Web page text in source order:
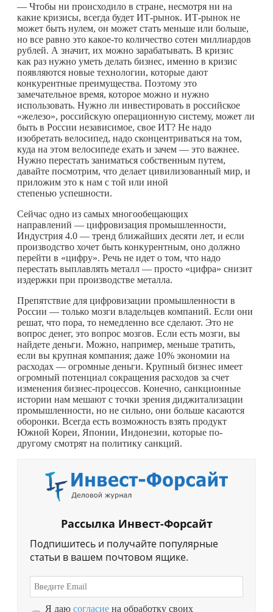
— Чтобы ни происходило в стране, несмотря ни на
какие кризисы, всегда будет ИТ-рынок. ИТ-рынок не
может быть нулем, он может стать меньше или больше,
но все равно это какое-то количество сотен миллиардов
рублей. А значит, их можно зарабатывать. В кризис
как раз нужно уметь делать бизнес, именно в кризис
появляются новые технологии, которые дают
конкурентные преимущества. Поэтому это
замечательное время, которое можно и нужно
использовать. Нужно ли инвестировать в российское
«железо», российскую операционную систему, может ли
быть в России независимое, свое ИТ? Не надо
изобретать велосипед, надо сконцентриваться на том,
куда на этом велосипеде ехать и зачем — это важнее.
Нужно перестать заниматься собственным путем,
давайте посмотрим, что делает цивилизованный мир, и
приложим это к нам с той или иной
степенью успешности.
Сейчас одно из самых многообещающих
направлений — цифровизация промышленности,
Индустрия 4.0 — тренд ближайших десяти лет, и если
производство хочет быть конкурентным, оно должно
перейти в «цифру». Речь не идет о том, что надо
перестать выплавлять металл — просто «цифра» снизит
издержки при производстве металла.
Препятствие для цифровизации промышленности в
России — только мозги владельцев компаний. Если они
решат, что пора, то немедленно все сделают. Это не
вопрос денег, это вопрос мозгов. Если есть мозги, вы
найдете деньги. Можно, например, меньше тратить,
если вы крупная компания; даже 10% экономии на
расходах — огромные деньги. Крупный бизнес имеет
огромный потенциал сокращения расходов за счет
изменения бизнес-процессов. Конечно, санкционные
истории нам мешают с точки зрения диджитализации
промышленности, но не сильно, они больше касаются
оборонки. Всегда есть возможность взять продукт
Южной Кореи, Японии, Индонезии, которые по-
другому смотрят на политику санкций.
Рассылка Инвест-Форсайт
Подпишитесь и получайте популярные
статьи в вашем почтовом ящике.
Я даю согласие на обработку своих